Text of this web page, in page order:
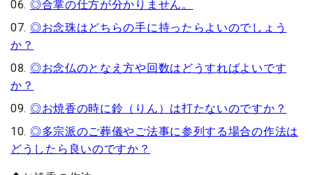
◎合掌の仕方が分かりません。
◎お念珠はどちらの手に持ったらよいのでしょう
か？
◎お念仏のとなえ方や回数はどうすればよいです
か？
◎お焼香の時に鈴（りん）は打たないのですか？
◎多宗派のご葬儀やご法事に参列する場合の作法は
どうしたら良いのですか？